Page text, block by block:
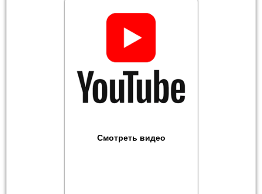
Смотреть видео